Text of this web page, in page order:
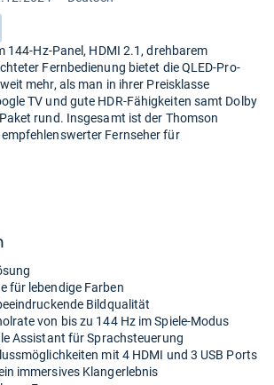
144-Hz-Panel, HDMI 2.1, drehbarem
Fernbedienung bietet die QLED-Pro-
mehr, als man in ihrer Preisklasse
TV und gute HDR-Fähigkeiten samt Dolby
rund. Insgesamt ist der Thomson
Fernseher für
für leben­dige Far­ben
Bild­qua­li­tät
von bis zu 144 Hz im Spiele-​Modus
Assi­stant für Sprach­steue­rung
mit 4 HDMI und 3 USB Ports
immer­si­ves Klan­ger­leb­nis